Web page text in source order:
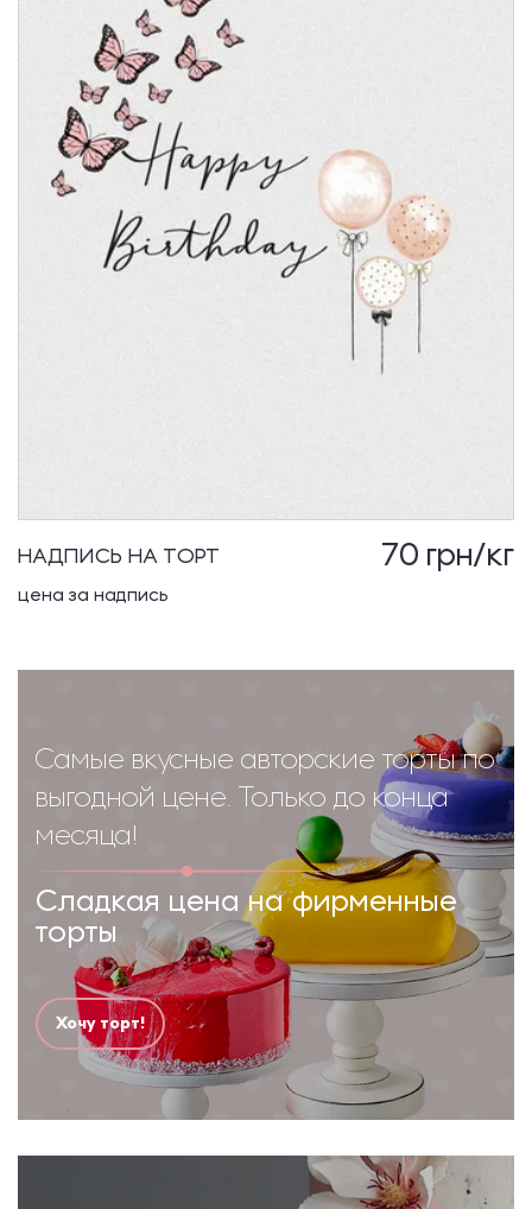
НАДПИСЬ НА ТОРТ 70 грн/кг
цена за надпись
Самые вкусные авторские торты по
выгодной цене. Только до конца
месяца!
Сладкая цена на фирменные
торты
Хочу торт!